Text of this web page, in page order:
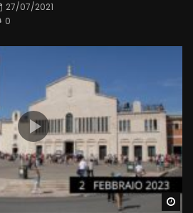
27/07/2021
0